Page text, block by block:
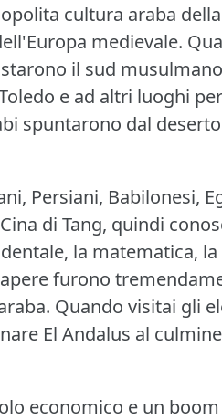
cultura araba
medievale.
il sud
e ad altri luoghi
spuntarono dal
Persiani, Babilonesi,
di Tang, quindi
la matematica,
furono
Quando visitai gli
El Andalus al
economico e un